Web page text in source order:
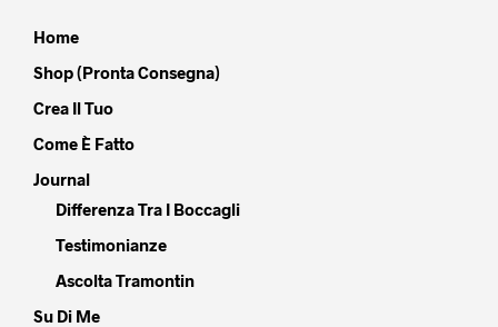
Home
Shop (Pronta Consegna)
Crea Il Tuo
Come È Fatto
Journal
Differenza Tra I Boccagli
Testimonianze
Ascolta Tramontin
Su Di Me